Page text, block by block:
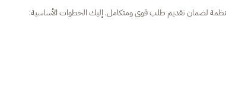
لضمان تقديم طلب قوي ومتكامل. إليك الخطوات الأساسية: